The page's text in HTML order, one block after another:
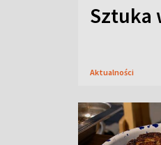
Sztuka
Aktualności